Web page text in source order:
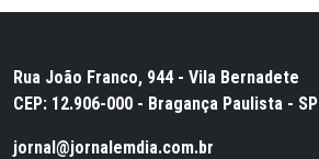
Rua João Franco, 944 - Vila Bernadete
CEP: 12.906-000 - Bragança Paulista - SP
jornal@jornalemdia.com.br